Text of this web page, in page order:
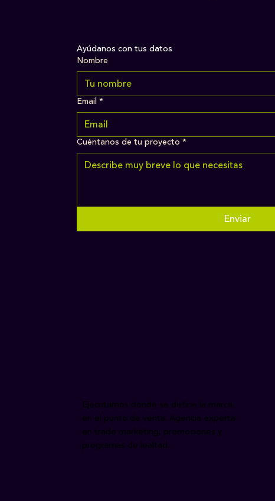
Ayúdanos con tus datos
Nombre
Email *
Cuéntanos de tu proyecto *
Enviar
Ejecutamos donde se define la marca:
en el punto de venta. Agencia experta
en trade marketing, promociones y
programas de lealtad.